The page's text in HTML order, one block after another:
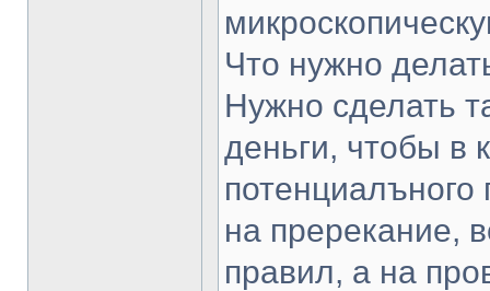
Что нужно
Нужно сделать
деньги, чтобы в
на пререкание,
правил, а на